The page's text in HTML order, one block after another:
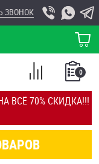
ВСЁ 70% СКИДКА!!!
ЗВОНОК
КОРЗИНА
0
СПИСОК
СРАВНЕНИЕ